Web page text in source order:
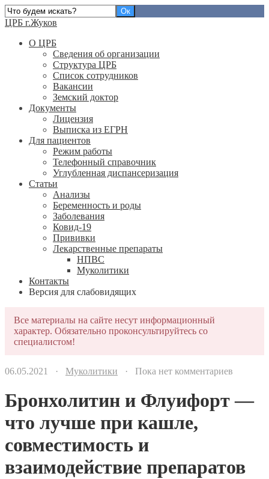
ЦРБ г.Жуков
О ЦРБ
Сведения об организации
Структура ЦРБ
Список сотрудников
Вакансии
Земский доктор
Документы
Лицензия
Выписка из ЕГРН
Для пациентов
Режим работы
Телефонный справочник
Углубленная диспансеризация
Статьи
Анализы
Беременность и роды
Заболевания
Ковид-19
Прививки
Лекарственные препараты
НПВС
Муколитики
Контакты
Версия для слабовидящих
Все материалы на сайте несут информационный
характер. Обязательно проконсультируйтесь со
специалистом!
06.05.2021 · Муколитики · Пока нет комментариев
Бронхолитин и Флуифорт —
что лучше при кашле,
совместимость и
взаимодействие препаратов